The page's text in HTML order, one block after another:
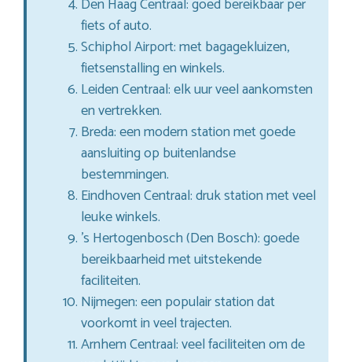
fiets of auto.
Schiphol Airport: met bagagekluizen,
fietsenstalling en winkels.
Leiden Centraal: elk uur veel aankomsten
en vertrekken.
Breda: een modern station met goede
aansluiting op buitenlandse
bestemmingen.
Eindhoven Centraal: druk station met veel
leuke winkels.
’s Hertogenbosch (Den Bosch): goede
bereikbaarheid met uitstekende
faciliteiten.
Nijmegen: een populair station dat
voorkomt in veel trajecten.
Arnhem Centraal: veel faciliteiten om de